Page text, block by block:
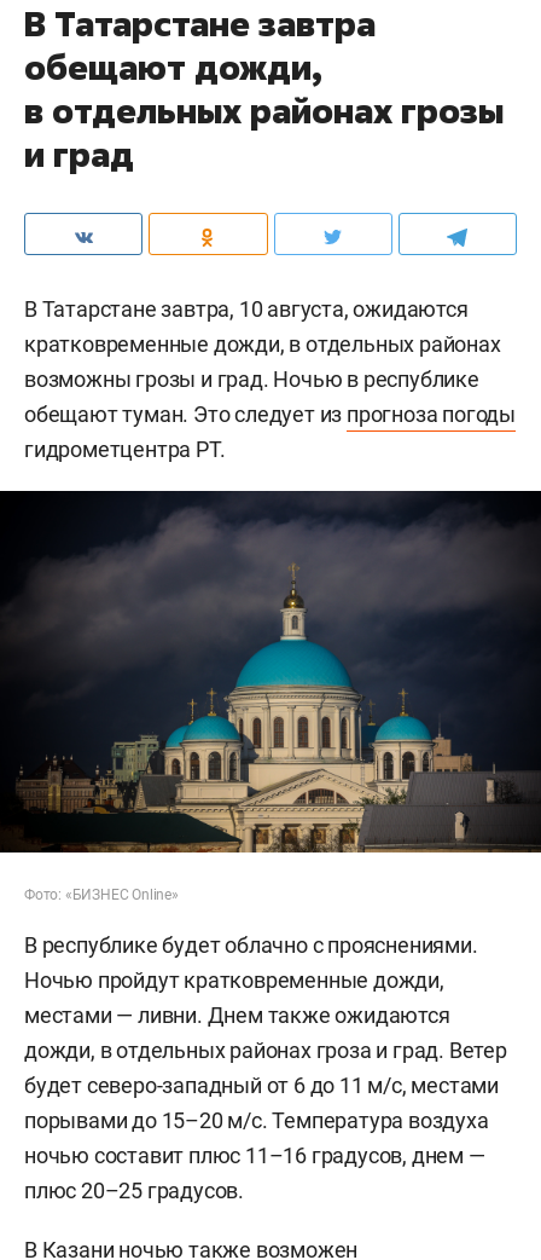
В Татарстане завтра
обещают дожди,
в отдельных районах грозы
и град
В Татарстане завтра, 10 августа, ожидаются
кратковременные дожди, в отдельных районах
возможны грозы и град. Ночью в республике
обещают туман. Это следует из прогноза погоды
гидрометцентра РТ.
Фото: «БИЗНЕС Online»
В республике будет облачно с прояснениями.
Ночью пройдут кратковременные дожди,
местами — ливни. Днем также ожидаются
дожди, в отдельных районах гроза и град. Ветер
будет северо-западный от 6 до 11 м/с, местами
порывами до 15–20 м/с. Температура воздуха
ночью составит плюс 11–16 градусов, днем —
плюс 20–25 градусов.
В Казани ночью также возможен